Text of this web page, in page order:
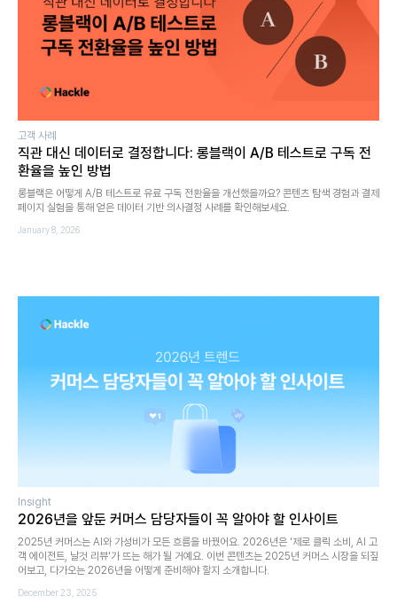
고객 사례
직관 대신 데이터로 결정합니다: 롱블랙이 A/B 테스트로 구독 전
환율을 높인 방법
롱블랙은 어떻게 A/B 테스트로 유료 구독 전환율을 개선했을까요? 콘텐츠 탐색 경험과 결제
페이지 실험을 통해 얻은 데이터 기반 의사결정 사례를 확인해보세요.
January 8, 2026
Insight
2026년을 앞둔 커머스 담당자들이 꼭 알아야 할 인사이트
2025년 커머스는 AI와 가성비가 모든 흐름을 바꿨어요. 2026년은 '제로 클릭 소비, AI 고
객 에이전트, 날것 리뷰'가 뜨는 해가 될 거예요. 이번 콘텐츠는 2025년 커머스 시장을 되짚
어보고, 다가오는 2026년을 어떻게 준비해야 할지 소개합니다.
December 23, 2025